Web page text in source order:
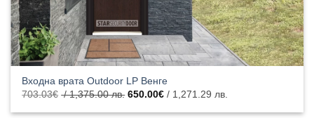
Входна врата Outdoor LP Венге
703.03€ / 1,375.00 лв. Original
was:
650.00€ / 1,271.29 лв.
е: